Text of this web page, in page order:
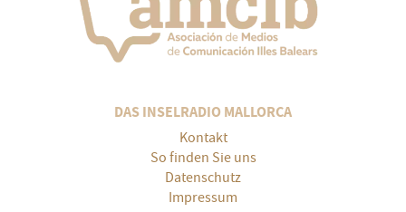
DAS INSELRADIO MALLORCA
Kontakt
So finden Sie uns
Datenschutz
Impressum